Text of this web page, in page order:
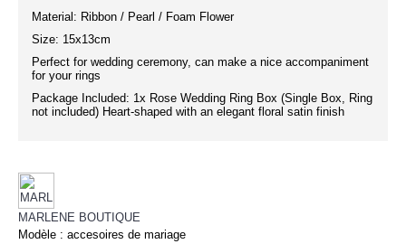
Material: Ribbon / Pearl / Foam Flower
Size: 15x13cm
Perfect for wedding ceremony, can make a nice accompaniment
for your rings
Package Included: 1x Rose Wedding Ring Box (Single Box, Ring
not included) Heart-shaped with an elegant floral satin finish
MARLENE BOUTIQUE
Modèle : accesoires de mariage